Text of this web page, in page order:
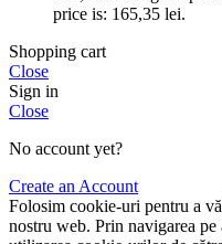
price is: 165,35 lei.
Shopping cart
Close
Sign in
Close
No account yet?
Create an Account
Folosim cookie-uri pentru a
nostru web. Prin navigarea pe